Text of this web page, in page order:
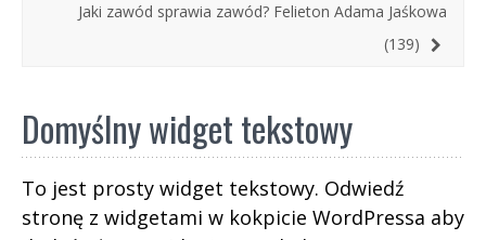
Jaki zawód sprawia zawód? Felieton Adama Jaśkowa
(139)
Domyślny widget tekstowy
To jest prosty widget tekstowy. Odwiedź
stronę z widgetami w kokpicie WordPressa aby